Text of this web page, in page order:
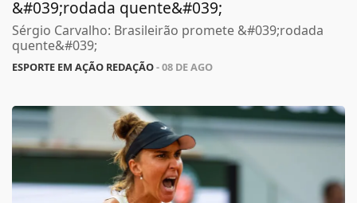
&#039;rodada quente&#039;
Sérgio Carvalho: Brasileirão promete &#039;rodada
quente&#039;
ESPORTE EM AÇÃO REDAÇÃO- 08 DE AGO